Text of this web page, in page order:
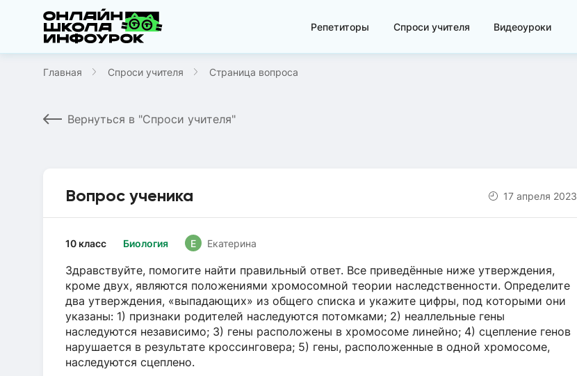
Репетиторы Спроси учителя Видеоуроки
Главная Спроси учителя Страница вопроса
Вернуться в "Спроси учителя"
Вопрос ученика 17 апреля 2023
Биология
10 класс Е Екатерина
Здравствуйте, помогите найти правильный ответ. Все приведённые ниже утверждения,
кроме двух, являются положениями хромосомной теории наследственности. Определите
два утверждения, «выпадающих» из общего списка и укажите цифры, под которыми они
указаны: 1) признаки родителей наследуются потомками; 2) неаллельные гены
наследуются независимо; 3) гены расположены в хромосоме линейно; 4) сцепление генов
нарушается в результате кроссинговера; 5) гены, расположенные в одной хромосоме,
наследуются сцеплено.